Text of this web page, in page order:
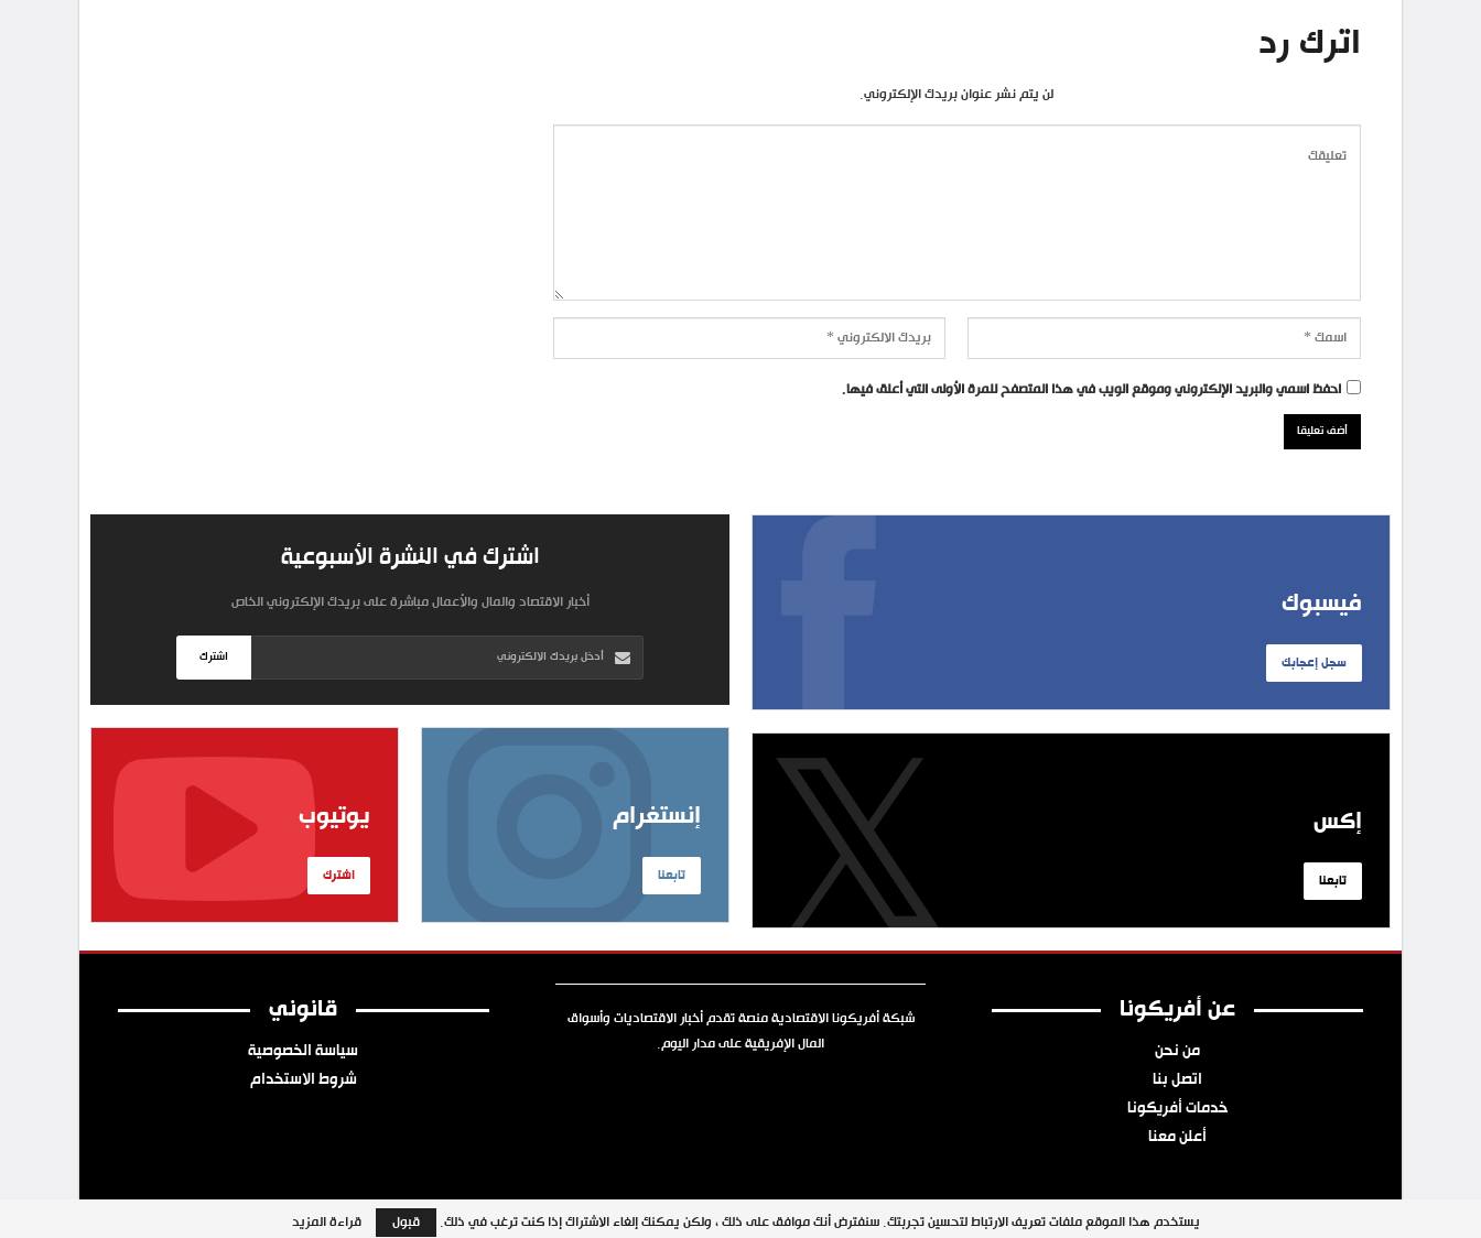
اترك رد
لن يتم نشر عنوان بريدك الإلكتروني.
احفظ اسمي والبريد الإلكتروني وموقع الويب في هذا المتصفح للمرة الأولى التي أعلق فيها.
فيسبوك
سجل إعجابك
إكس
تابعنا
اشترك في النشرة الأسبوعية
أخبار الاقتصاد والمال والأعمال مباشرة على بريدك الإلكتروني الخاص
اشترك
إنستغرام
تابعنا
يوتيوب
اشترك
عن أفريكونا
من نحن
اتصل بنا
خدمات أفريكونا
أعلن معنا
شبكة أفريكونا الاقتصادية منصة تقدم أخبار الاقتصاديات وأسواق
المال الإفريقية على مدار اليوم.
قانوني
سياسة الخصوصية
شروط الاستخدام
جميع الحقوق محفوظة © 2026 شبكة أفريكونا
يستخدم هذا الموقع ملفات تعريف الارتباط لتحسين تجربتك. سنفترض أنك موافق على ذلك ، ولكن يمكنك إلغاء الاشتراك إذا كنت ترغب في ذلك. قبول قراءة المزيد